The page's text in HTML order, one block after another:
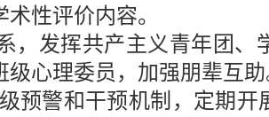
性评价内容。
，发挥共产主义青年团
心理委员，加强朋辈互助
预警和干预机制，定期